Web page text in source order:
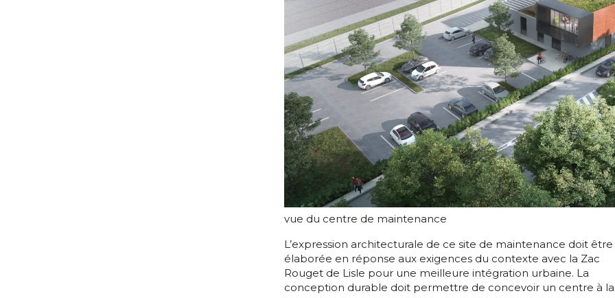
vue du centre de maintenance
L’expression architecturale de ce site de maintenance doit être
élaborée en réponse aux exigences du contexte avec la Zac
Rouget de Lisle pour une meilleure intégration urbaine. La
conception durable doit permettre de concevoir un centre à la